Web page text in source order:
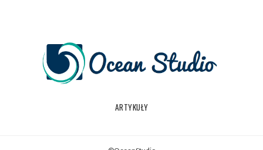
ARTYKUŁY